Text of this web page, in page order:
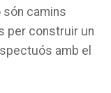
són camins
per construir un
amb el